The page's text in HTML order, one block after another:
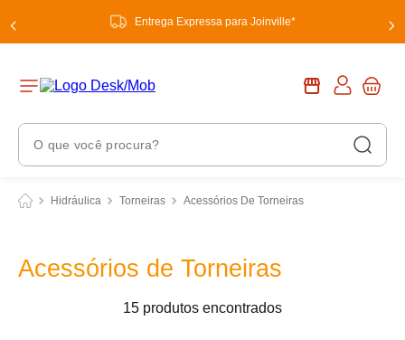
Entrega Expressa para Joinville*
O que você procura?
Hidráulica Torneiras Acessórios De Torneiras
Acessórios de Torneiras
15 produtos
Termos Mais Buscados
2 º